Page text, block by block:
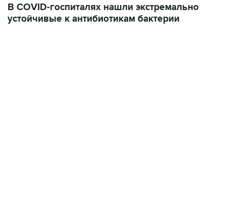
В COVID-госпиталях нашли экстремально
устойчивые к антибиотикам бактерии